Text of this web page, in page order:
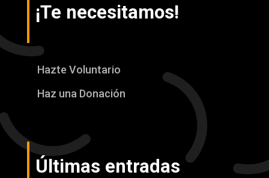
¡Te necesitamos!
Hazte Voluntario
Haz una Donación
Últimas entradas